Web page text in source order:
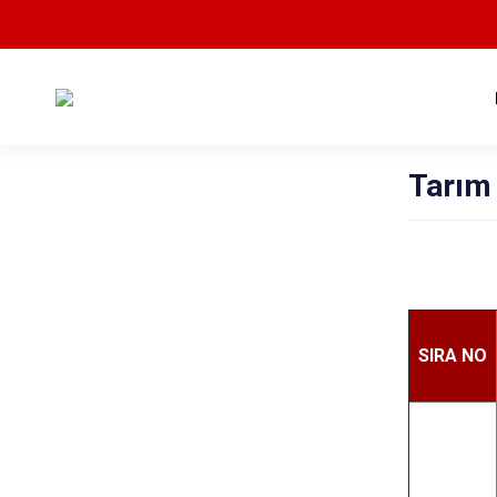
SIRA NO